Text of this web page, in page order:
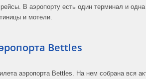
В аэропорту есть один терминал и
и мотели.
Bettles
аэропорта Bettles. На нем собрана вся